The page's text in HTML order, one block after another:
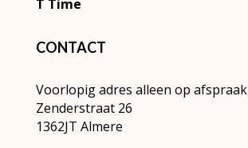
T Time
CONTACT
Voorlopig adres alleen op afspraak
Zenderstraat 26
1362JT Almere